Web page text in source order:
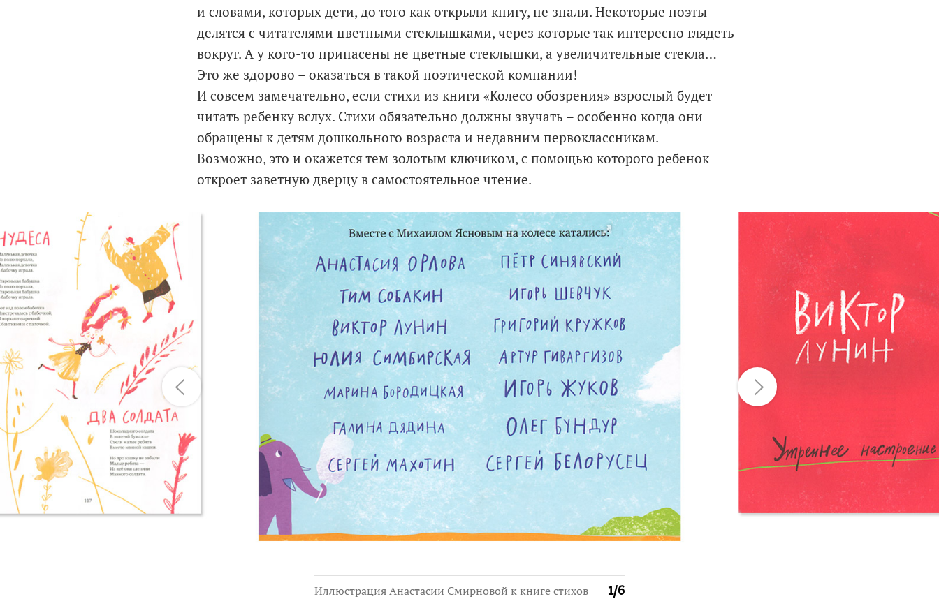
и словами, которых дети, до того как открыли книгу, не знали. Некоторые поэты
делятся с читателями цветными стеклышками, через которые так интересно глядеть
вокруг. А у кого-то припасены не цветные стеклышки, а увеличительные стекла…
Это же здорово – оказаться в такой поэтической компании!
И совсем замечательно, если стихи из книги «Колесо обозрения» взрослый будет
читать ребенку вслух. Стихи обязательно должны звучать – особенно когда они
обращены к детям дошкольного возраста и недавним первоклассникам.
Возможно, это и окажется тем золотым ключиком, с помощью которого ребенок
откроет заветную дверцу в самостоятельное чтение.
1/6
Иллюстрация Анастасии Смирновой к книге стихов